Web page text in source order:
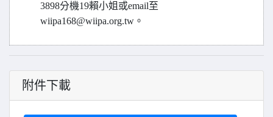
3898分機19賴小姐或email至
wiipa168@wiipa.org.tw。
附件下載